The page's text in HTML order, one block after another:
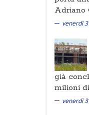
Adriano
venerdì
già
milioni
venerdì